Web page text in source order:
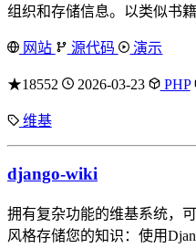
组织和存储信息。以类似书
网站 源代码 演示
★18552 2026-03-23 PHP
维基
django-wiki
拥有复杂功能的维基系统，
风格存储您的知识：使用